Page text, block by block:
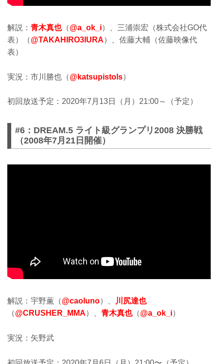
解説： 青木真也（@a_ok_i）、三浦崇宏（株式会社GO代
表）（@TAKAHIRO3IURA）、佐藤大輔（佐藤映像代
表）
実況：市川勝也（@katsupistols）
初回放送予定：2020年7月13日（月）21:00～（予定）
#6：DREAM.5 ライト級グランプリ2008 決勝戦
（2008年7月21日開催）
解説：宇野薫（@caoluno）、
川尻達也
（@CRUSHER_MMA）、 青木真也（@a_ok_i）
実況：矢野武